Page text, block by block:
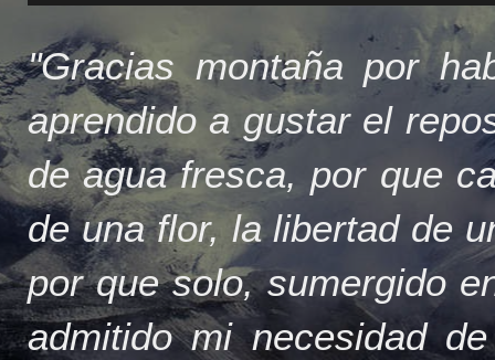
"Gracias montaña por
aprendido a gustar el
de agua fresca, por que
de una flor, la libertad de
por que solo, sumergido
admitido mi necesidad